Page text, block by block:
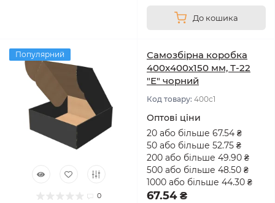
До кошика
Популярний
0
Самозбірна коробка
400х400х150 мм, Т-22
"Е" чорний
Код товару: 400с1
Оптові ціни
20 або більше 67.54 ₴
50 або більше 52.75 ₴
200 або більше 49.90 ₴
500 або більше 48.50 ₴
1000 або більше 44.30 ₴
67.54 ₴